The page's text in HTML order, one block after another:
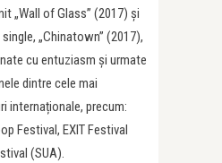
„Wall of Glass” (2017) și
„Chinatown” (2017),
cu entuziasm și urmate
dintre cele mai
internaționale, precum:
Festival, EXIT Festival
(SUA).